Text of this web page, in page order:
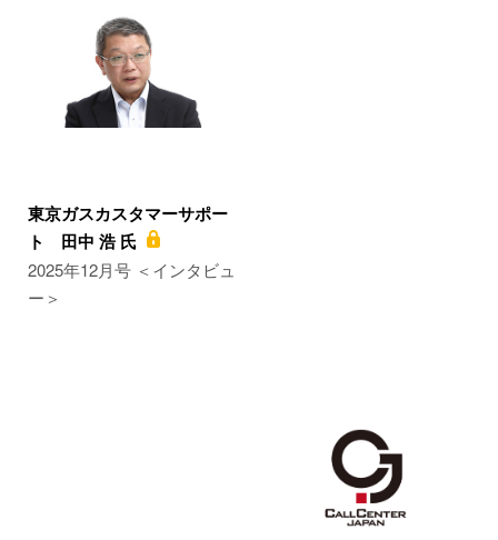
東京ガスカスタマーサポー
ト 田中 浩 氏
2025年12月号 ＜インタビュ
ー＞